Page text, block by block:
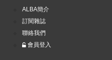
ALBA簡介
訂閱雜誌
聯絡我們
會員登入